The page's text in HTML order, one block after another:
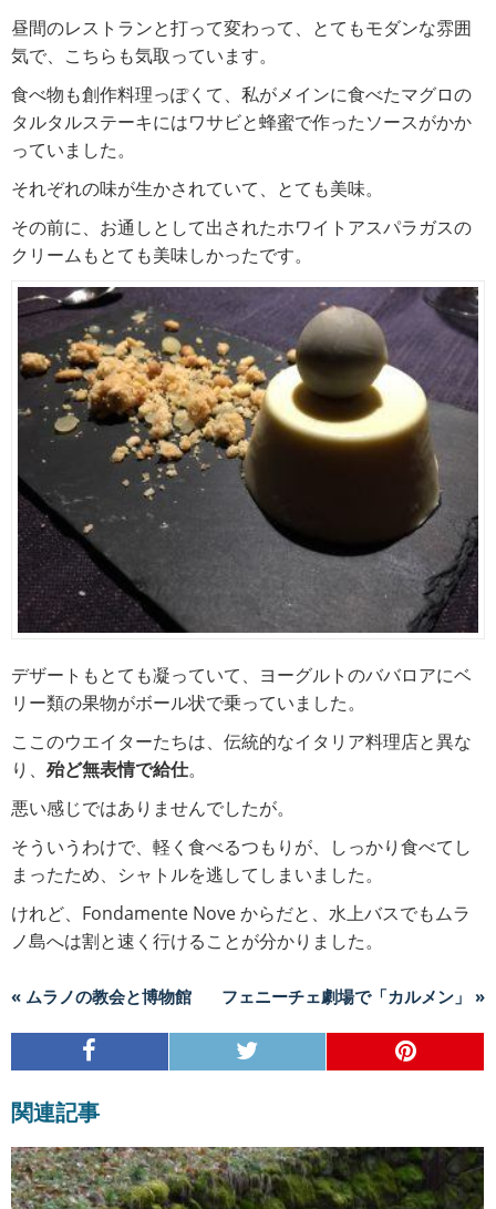
昼間のレストランと打って変わって、とてもモダンな雰囲
気で、こちらも気取っています。
食べ物も創作料理っぽくて、私がメインに食べたマグロの
タルタルステーキにはワサビと蜂蜜で作ったソースがかか
っていました。
それぞれの味が生かされていて、とても美味。
その前に、お通しとして出されたホワイトアスパラガスの
クリームもとても美味しかったです。
デザートもとても凝っていて、ヨーグルトのババロアにベ
リー類の果物がボール状で乗っていました。
ここのウエイターたちは、伝統的なイタリア料理店と異な
り、 殆ど無表情で給仕。
悪い感じではありませんでしたが。
そういうわけで、軽く食べるつもりが、しっかり食べてし
まったため、シャトルを逃してしまいました。
けれど、Fondamente Nove からだと、水上バスでもムラ
ノ島へは割と速く行けることが分かりました。
« ムラノの教会と博物館 フェニーチェ劇場で「カルメン」 »
関連記事